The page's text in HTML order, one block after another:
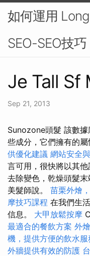
如何運用
SEO-SEO技巧
Je Tall Sf
Sep 21, 2013
Sunozone頭髮 該數
些成分，它們擁有的屬
供優化建議 網站安全
言可用，很快將以其他
去除變色，乾燥頭髮
美髮師說。 苗栗外燴
摩技巧課程 在我們生
信息。 大甲放鬆按摩
最適合的餐飲方案 外
機，提供方便的飲水
外牆提供有效的防護